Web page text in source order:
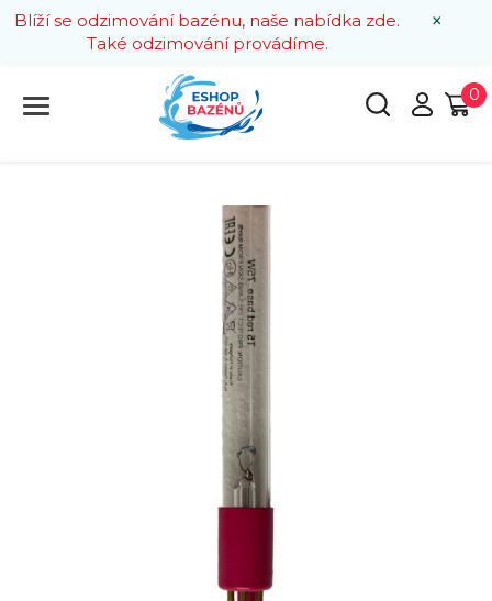
×
Blíží se odzimování bazénu, naše nabídka zde.
Také odzimování provádíme.
0